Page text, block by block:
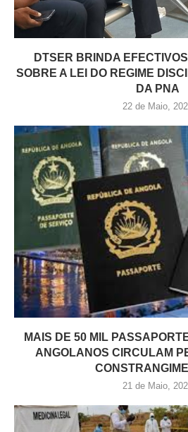
DTSER BRINDA
SOBRE A LEI DO REGIME
DA PNA
22 de Maio,
MAIS DE 50 MIL
ANGOLANOS CIRCULAM
21 de Maio,